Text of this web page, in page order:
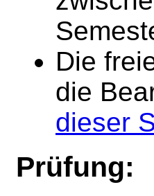
Die
die
dieser
Prüfung: